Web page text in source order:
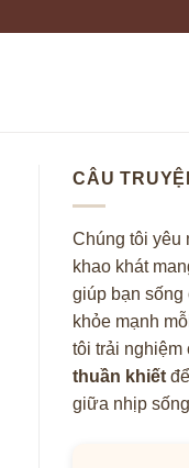
CÂU
Chúng tôi yêu
khao khát
giúp bạn sống
khỏe mạnh
tôi trải nghiệm
thuần khiết
giữa nhịp